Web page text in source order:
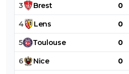
3 Brest 0
4 Lens 0
5 Toulouse 0
6 Nice 0